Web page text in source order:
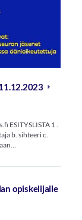
ESITYSLISTA 1 .
b. sihteeri c.
opiskelijalle